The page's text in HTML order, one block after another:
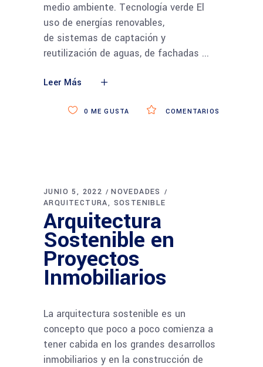
medio ambiente. Tecnología verde El
uso de energías renovables,
de sistemas de captación y
reutilización de aguas, de fachadas
Leer Más
COMENTARIOS
0 ME GUSTA
JUNIO 5, 2022
NOVEDADES
ARQUITECTURA
SOSTENIBLE
Arquitectura
Sostenible en
Proyectos
Inmobiliarios
La arquitectura sostenible es un
concepto que poco a poco comienza a
tener cabida en los grandes desarrollos
inmobiliarios y en la construcción de